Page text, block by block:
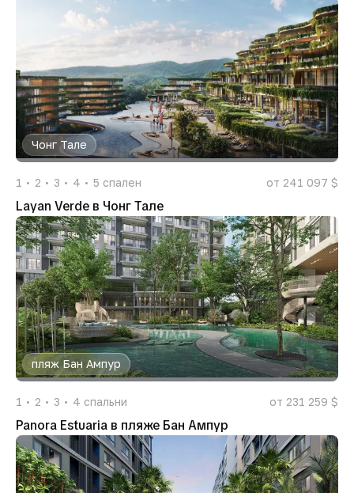
Чонг Тале
1 2 3 4 5 спален от 241 097 $
Layan Verde в Чонг Тале
пляж Бан Ампур
1 2 3 4 спальни от 231 259 $
Panora Estuaria в пляже Бан Ампур